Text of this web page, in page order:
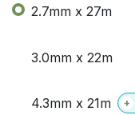
2.7mm x 27m
3.0mm x 22m
4.3mm x 21m +